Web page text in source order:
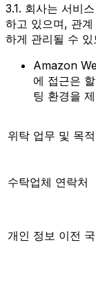
3.1. 회사는 서비
하고 있으며, 관
하게 관리될 수
Amazon
에 접근은
팅 환경을
위탁 업무 및 목적
수탁업체 연락처
개인 정보 이전